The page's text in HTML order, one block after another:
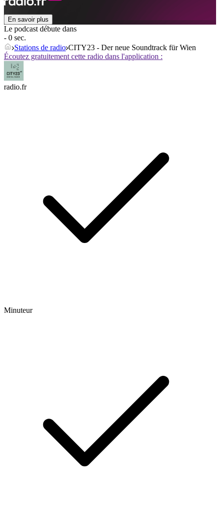
En savoir plus
Le podcast débute dans
- 0 sec.
Stations de radio CITY23 - Der neue Soundtrack für Wien
Écoutez gratuitement cette radio dans l'application :
radio.fr
Minuteur